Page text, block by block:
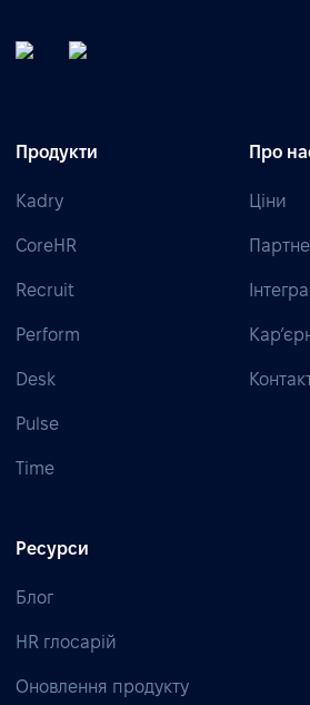
Продукти
Kadry
CoreHR
Recruit
Perform
Desk
Pulse
Time
Про
Ціни
Ресурси
Блог
HR глосарій
Оновлення продукту